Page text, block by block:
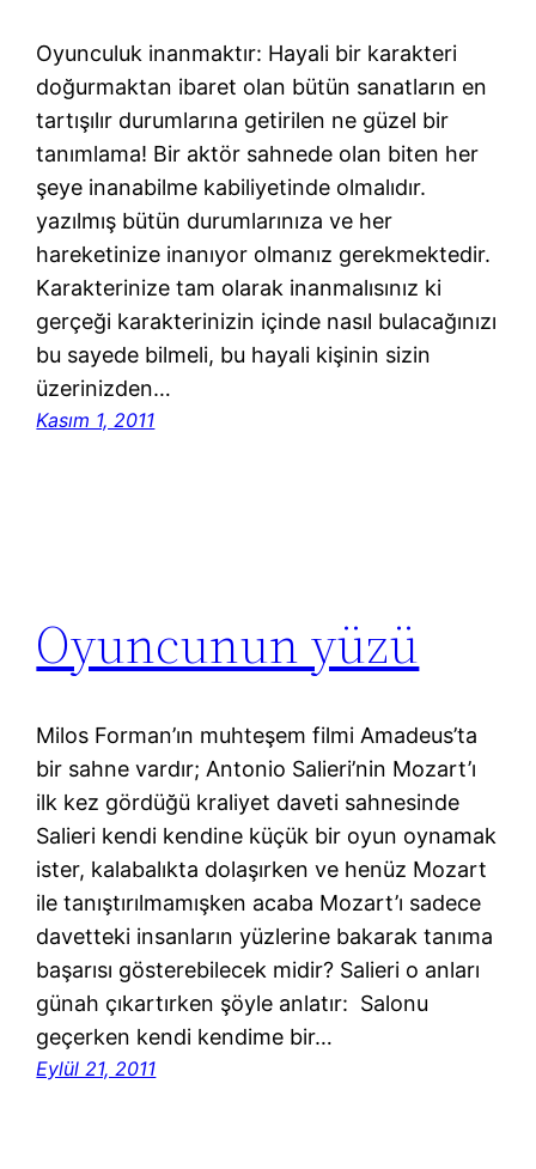
Oyunculuk inanmaktır: Hayali bir karakteri
doğurmaktan ibaret olan bütün sanatların en
tartışılır durumlarına getirilen ne güzel bir
tanımlama! Bir aktör sahnede olan biten her
şeye inanabilme kabiliyetinde olmalıdır.
yazılmış bütün durumlarınıza ve her
hareketinize inanıyor olmanız gerekmektedir.
Karakterinize tam olarak inanmalısınız ki
gerçeği karakterinizin içinde nasıl bulacağınızı
bu sayede bilmeli, bu hayali kişinin sizin
üzerinizden…
Kasım 1, 2011
Oyuncunun yüzü
Milos Forman’ın muhteşem filmi Amadeus’ta
bir sahne vardır; Antonio Salieri’nin Mozart’ı
ilk kez gördüğü kraliyet daveti sahnesinde
Salieri kendi kendine küçük bir oyun oynamak
ister, kalabalıkta dolaşırken ve henüz Mozart
ile tanıştırılmamışken acaba Mozart’ı sadece
davetteki insanların yüzlerine bakarak tanıma
başarısı gösterebilecek midir? Salieri o anları
günah çıkartırken şöyle anlatır: Salonu
geçerken kendi kendime bir…
Eylül 21, 2011